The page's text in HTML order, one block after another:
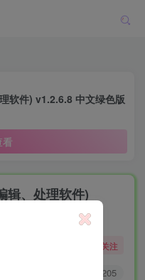
软件) v1.2.6.8 中文绿色版
看
辑、处理软件)
。
关注
4205